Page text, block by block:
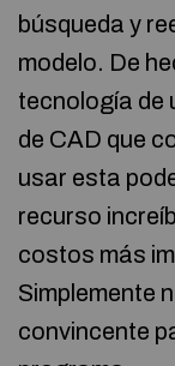
búsqueda y
modelo. De
tecnología de
de CAD que
usar esta
recurso
costos más
Simplemente
convincente